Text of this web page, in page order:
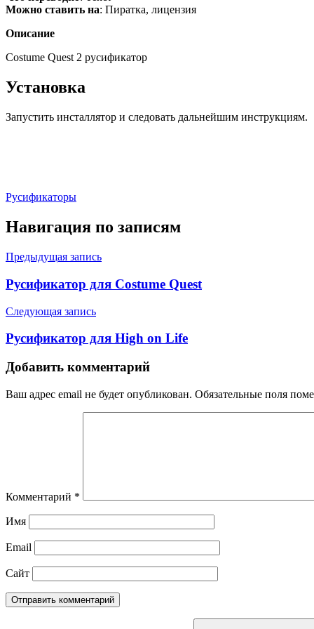
Можно ставить на: Пиратка, лицензия
Описание
Costume Quest 2 русификатор
Установка
Запустить инсталлятор и следовать дальнейшим инструкциям.
Русификаторы
Навигация по записям
Предыдущая запись
Русификатор для Costume Quest
Следующая запись
Русификатор для High on Life
Добавить комментарий
Ваш адрес email не будет опубликован. Обязательные поля
Комментарий *
Имя
Email
Сайт